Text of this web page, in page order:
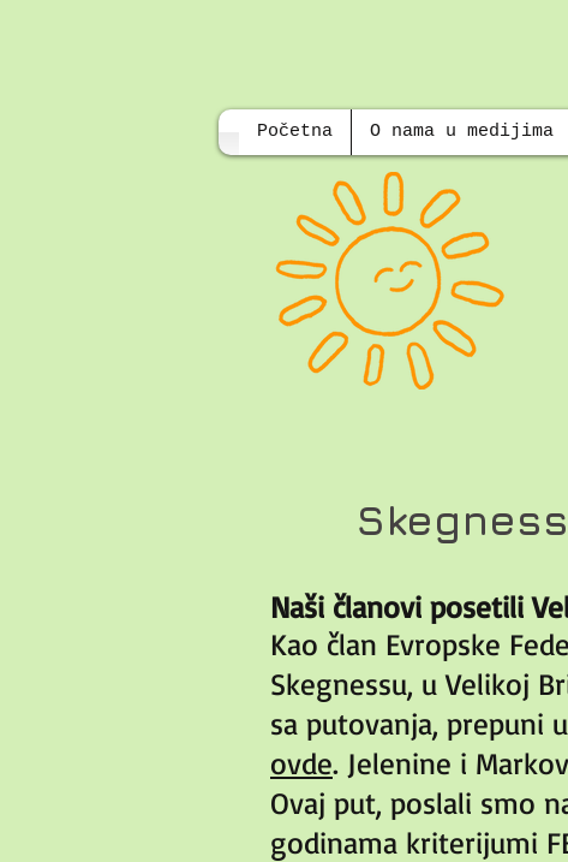
Početna O nama u medijima
Naši članovi posetili
Kao član Evropske
Skegnessu, u Velikoj
sa putovanja, prepuni
ovde. Jelenine i
Ovaj put, poslali smo
godinama kriterijumi